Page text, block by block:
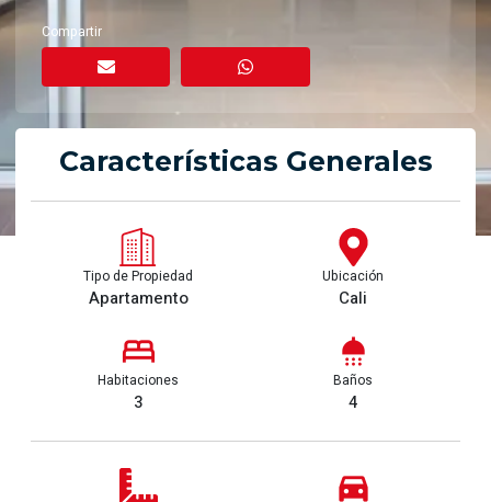
Compartir
Características Generales
Tipo de Propiedad
Apartamento
Ubicación
Cali
Habitaciones
3
Baños
4